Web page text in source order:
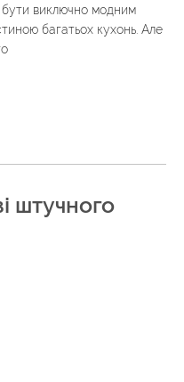
виключно модним
багатьох кухонь. Але
штучного